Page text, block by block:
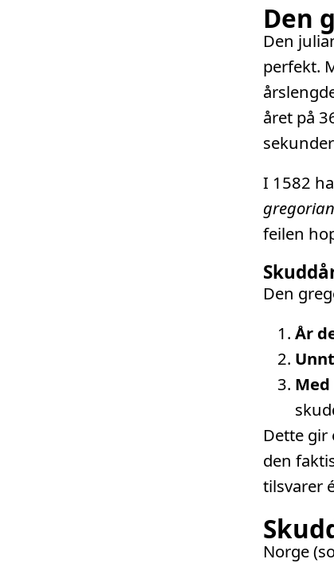
Den
Den
perfekt.
året på
I 1582
feilen
Den
År
Dette
den
tilsvarer
Norge